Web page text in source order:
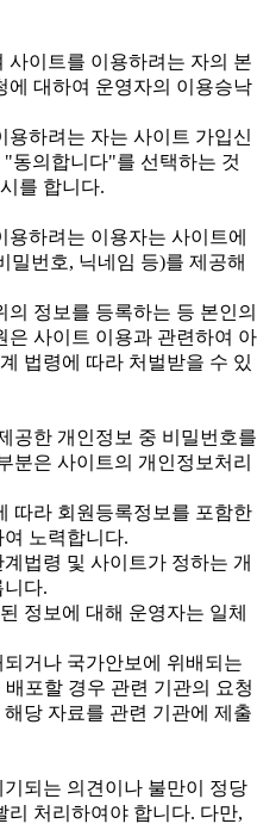
이트를 이용하려는 자의 본
에 대하여 운영자의 이용승낙
하려는 자는 사이트 가입신
동의합니다"를 선택하는 것
를 합니다.
하려는 이용자는 사이트에
밀번호, 닉네임 등)를 제공해
정보를 등록하는 등 본인의
은 사이트 이용과 관련하여 아
법령에 따라 처벌받을 수 있
공한 개인정보 중 비밀번호를
분은 사이트의 개인정보처리
따라 회원등록정보를 포함한
노력합니다.
법령 및 사이트가 정하는 개
다.
정보에 대해 운영자는 일체
거나 국가안보에 위배되는
포할 경우 관련 기관의 요청
당 자료를 관련 기관에 제출
되는 의견이나 불만이 정당
처리하여야 합니다. 다만,